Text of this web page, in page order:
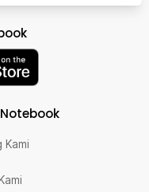
Kami